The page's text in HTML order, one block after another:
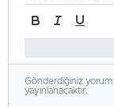
Gönderdiğiniz yorum
yayınlanacaktır.